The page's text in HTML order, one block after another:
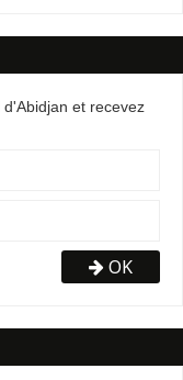
et recevez
OK